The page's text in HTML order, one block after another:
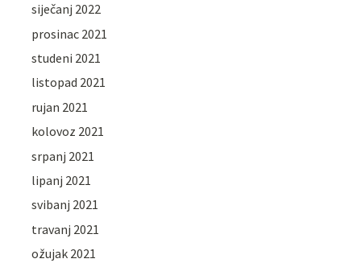
siječanj 2022
prosinac 2021
studeni 2021
listopad 2021
rujan 2021
kolovoz 2021
srpanj 2021
lipanj 2021
svibanj 2021
travanj 2021
ožujak 2021